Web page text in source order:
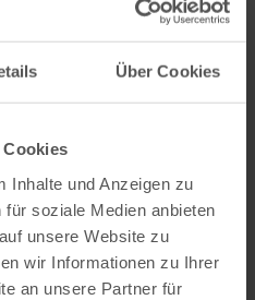
Über Cookies
Cookies
Inhalte und Anzeigen zu
soziale Medien anbieten
unsere Website zu
wir Informationen zu Ihrer
an unsere Partner für